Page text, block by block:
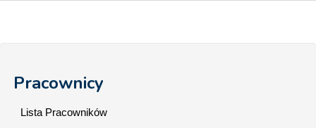
Pracownicy
Lista Pracowników